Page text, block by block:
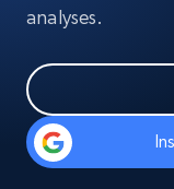
analyses.